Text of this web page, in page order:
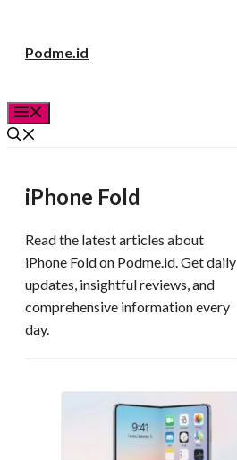
Podme.id
iPhone Fold
Read the latest articles about
iPhone Fold on Podme.id. Get daily
updates, insightful reviews, and
comprehensive information every
day.